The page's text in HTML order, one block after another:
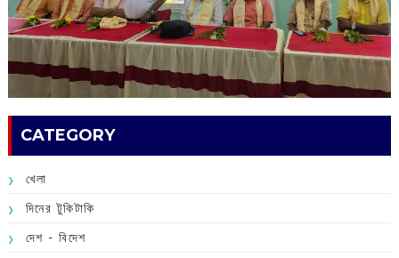
CATEGORY
খেলা
দিনের টুকিটাকি
দেশ - বিদেশ